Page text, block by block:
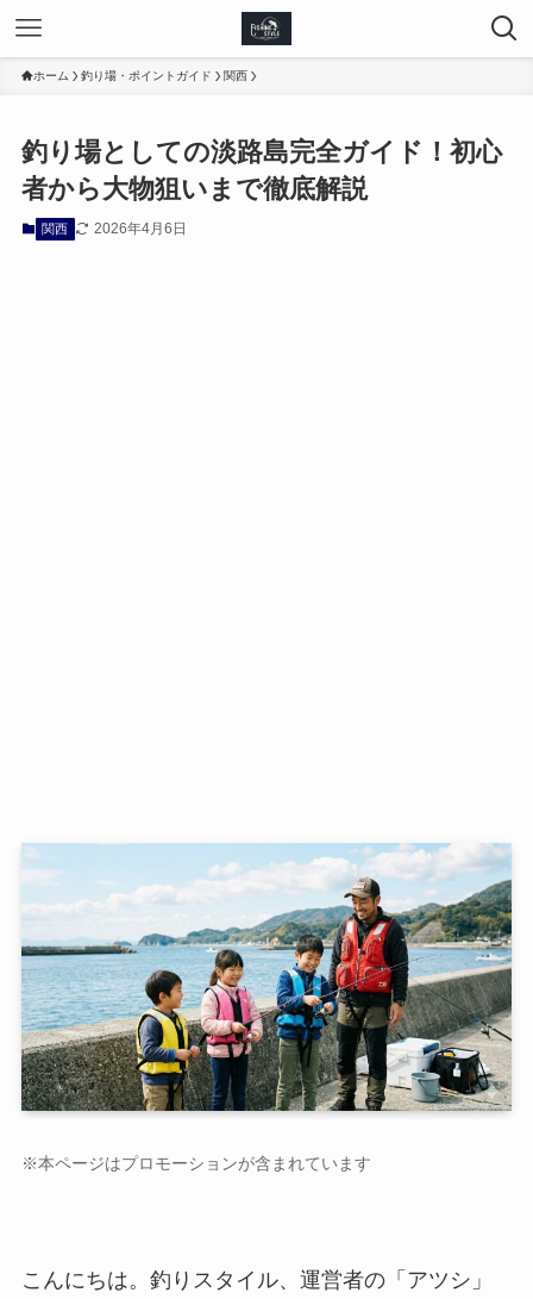
ホーム 釣り場・ポイントガイド 関西
釣り場としての淡路島完全ガイド！初心
者から大物狙いまで徹底解説
関西 2026年4月6日
※本ページはプロモーションが含まれています
こんにちは。釣りスタイル、運営者の「アツシ」